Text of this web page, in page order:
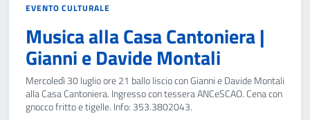
EVENTO CULTURALE
Musica alla Casa Cantoniera |
Gianni e Davide Montali
Mercoledì 30 luglio ore 21 ballo liscio con Gianni e Davide Montali
alla Casa Cantoniera. Ingresso con tessera ANCeSCAO. Cena con
gnocco fritto e tigelle. Info: 353.3802043.